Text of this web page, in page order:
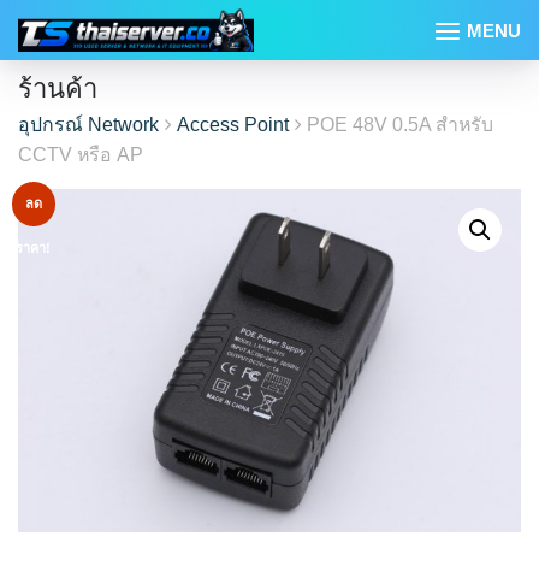
Skip
content
MENU
ร้านค้า
อุปกรณ์ Network Access Point
POE 48V 0.5A สำหรับ
CCTV หรือ AP
ลด
ราคา!